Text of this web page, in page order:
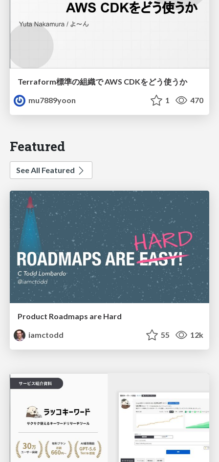
Terraform標準の組織で AWS CDKをどう使うか
mu7889yoon
1 470
Featured
See All Featured
Product Roadmaps are Hard
iamctodd
55 12k